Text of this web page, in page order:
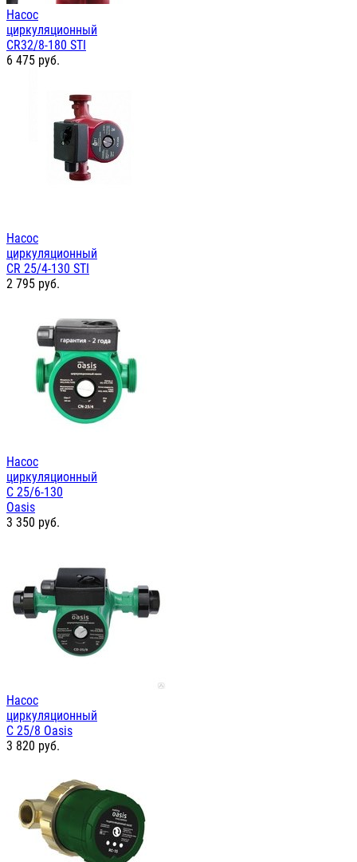
Насос
циркуляционный
СR32/8-180 STI
6 475 руб.
Насос
циркуляционный
СR 25/4-130 STI
2 795 руб.
Насос
циркуляционный
С 25/6-130
Oasis
3 350 руб.
Насос
циркуляционный
С 25/8 Oasis
3 820 руб.